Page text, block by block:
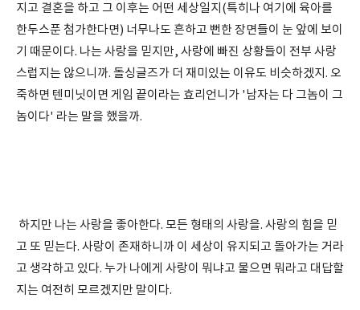
지고 결혼을 하고 그 이후는 어떤 세상일지(특히나 여기에 육아를
한두스푼 첨가한다면) 너무나도 흔하고 뻔한 장면들이 눈 앞에 보이
기 때문이다. 나는 사랑을 믿지만, 사랑에 빠진 상황들이 전부 사랑
스럽지는 않으니까. 돌싱글즈가 더 재미있는 이유도 비슷하겠지. 오
죽하면 텐미닛이면 게임 끝이라는 효리언니가 '남자는 다 그놈이 그
놈이다' 라는 말을 했을까.
하지만 나는 사랑을 좋아한다. 모든 형태의 사랑을. 사랑의 힘을 믿
고 또 믿는다. 사랑이 존재하니까 이 세상이 유지되고 돌아가는 거라
고 생각하고 있다. 누가 나에게 사랑이 뭐냐고 물으면 뭐라고 대답할
지는 여전히 모르겠지만 말이다.